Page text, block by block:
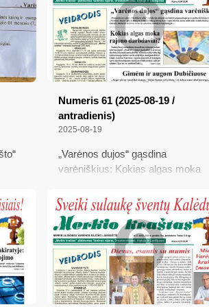
su
Gripo vakcina – jau Lietuvoje
Numeris 61 (2025-08-19 /
antradienis)
2025-08-19
„Varėnos dujos“ gąsdina
varėniškius; Kokias algas moka
Dubičiuose; Varėniškių abiturientų
sėkmė; Kiek briedžių mūsų
medžiotojams leidžiama nušauti